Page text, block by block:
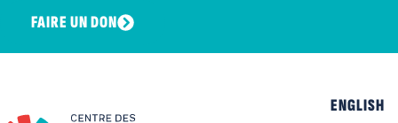
FAIRE UN DON
ENGLISH